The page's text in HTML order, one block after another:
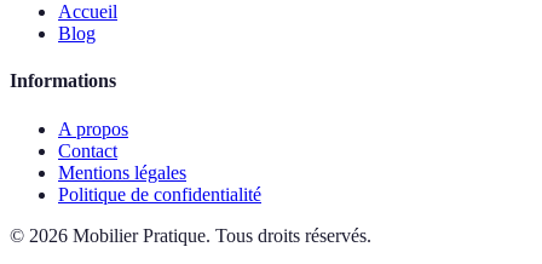
Accueil
Blog
Informations
A propos
Contact
Mentions légales
Politique de confidentialité
© 2026 Mobilier Pratique. Tous droits réservés.